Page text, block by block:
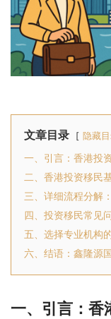
文章目录 隐藏
一、引言：香港投
二、香港投资移民
三、详细流程分解
四、投资移民常见
五、选择专业机构
六、结语：鑫隆源
一、引言：香